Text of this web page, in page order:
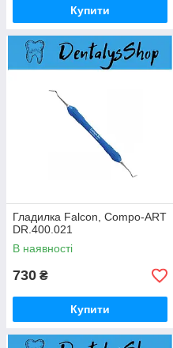
Купити
Гладилка Falcon, Compo-ART
DR.400.021
В наявності
730 ₴
Купити